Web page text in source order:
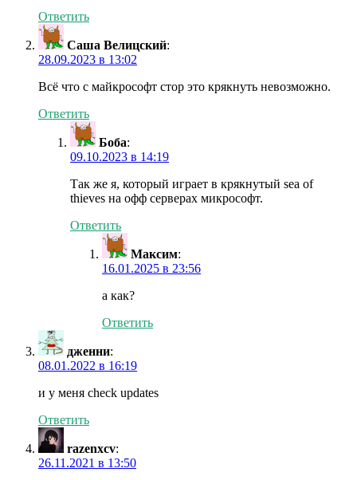
Ответить
Саша Велицский:
28.09.2023 в 13:02
Всё что с майкрософт стор это крякнуть невозможно.
Ответить
Боба:
09.10.2023 в 14:19
Так же я, который играет в крякнутый sea of
thieves на офф серверах микрософт.
Ответить
Максим:
16.01.2025 в 23:56
а как?
Ответить
дженни:
08.01.2022 в 16:19
и у меня check updates
Ответить
razenxcv:
26.11.2021 в 13:50